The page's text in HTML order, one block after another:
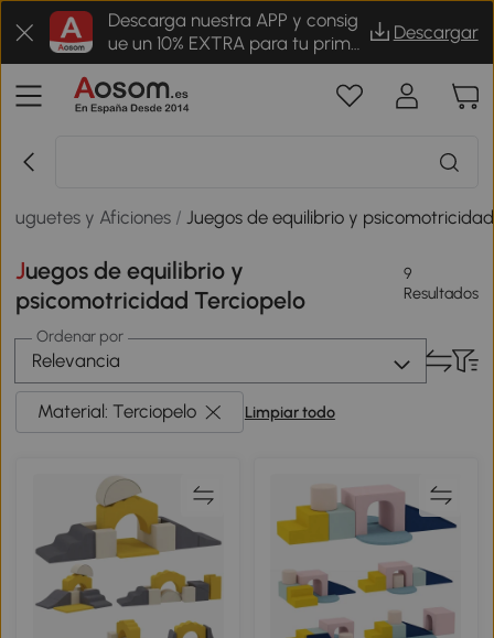
Descarga nuestra APP y consig
ue un 10% EXTRA para tu prime
r pedido
Descargar
Juguetes y Aficiones /Juegos de equilibrio y psicomotricidad
Juegos de equilibrio y
psicomotricidad Terciopelo
9
Resultados
Ordenar por
Relevancia
Material: Terciopelo Limpiar todo